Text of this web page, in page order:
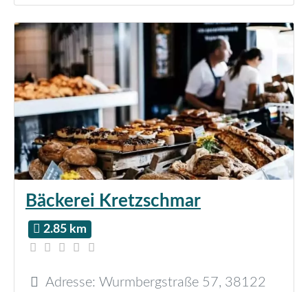
Bäckerei Kretzschmar
2.85 km
Adresse: Wurmbergstraße 57, 38122